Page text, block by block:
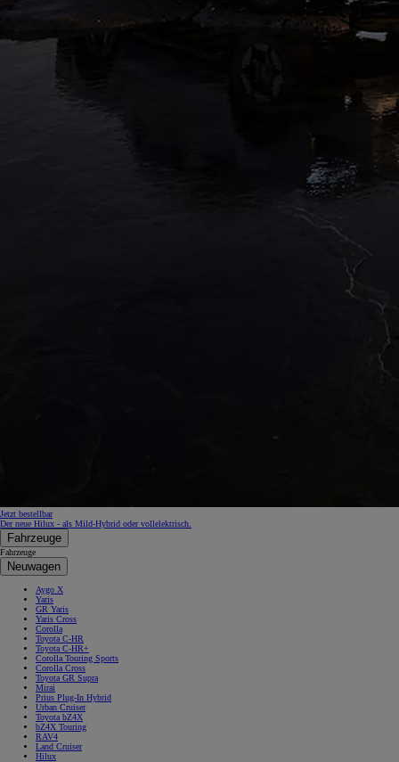
Jetzt bestellbar
Der neue Hilux - als Mild-Hybrid oder vollelektrisch.
Fahrzeuge
Fahrzeuge
Neuwagen
Aygo X
Yaris
GR Yaris
Yaris Cross
Corolla
Toyota C-HR
Toyota C-HR+
Corolla Touring Sports
Corolla Cross
Toyota GR Supra
Mirai
Prius Plug-In Hybrid
Urban Cruiser
Toyota bZ4X
bZ4X Touring
RAV4
Land Cruiser
Hilux